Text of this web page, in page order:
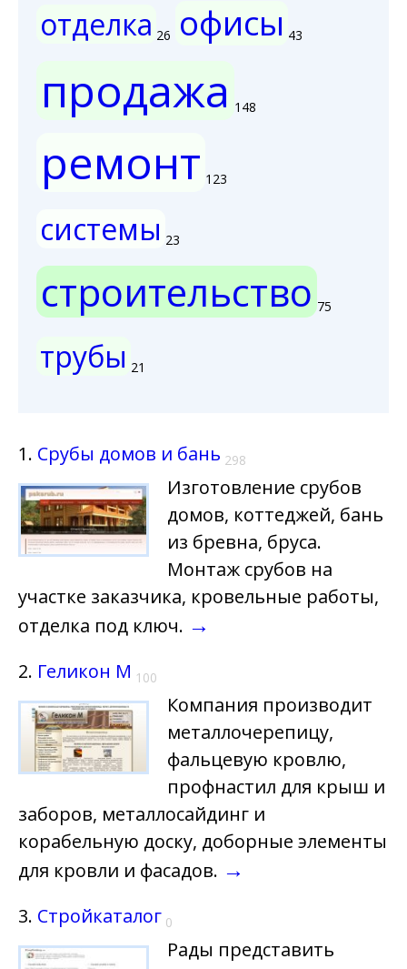
отделка 26 офисы 43
продажа 148
ремонт 123
системы 23
строительство 75
трубы 21
1. Срубы домов и бань 298
Изготовление срубов
домов, коттеджей, бань
из бревна, бруса.
Монтаж срубов на
участке заказчика, кровельные работы,
отделка под ключ. →
2. Геликон М 100
Компания производит
металлочерепицу,
фальцевую кровлю,
профнастил для крыш и
заборов, металлосайдинг и
корабельную доску, доборные элементы
для кровли и фасадов. →
3. Стройкаталог 0
Рады представить